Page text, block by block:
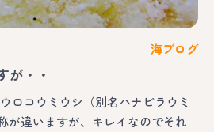
海ブログ
が・・
ロコウミウシ（別名ハナビラウミ
が違いますが、キレイなのでそれ